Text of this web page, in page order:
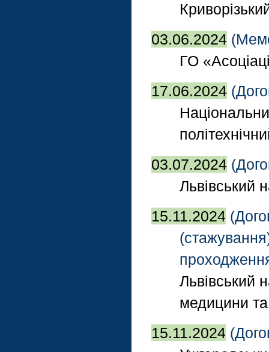
03.06.2024
ГО
17.06.2024
03.07.2024
Львівський
15.11.2024
проходження
Львівський
медицини та
15.11.2024